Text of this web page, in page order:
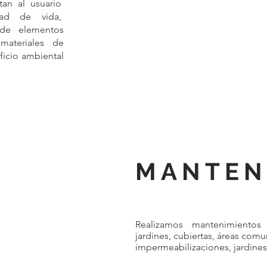
al usuario
de vida,
elementos
de
ambiental
Realizamos
jardines, cubiertas, áreas
impermeabilizaciones,